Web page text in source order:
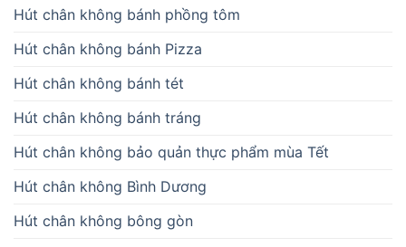
Hút chân không bánh phồng tôm
Hút chân không bánh Pizza
Hút chân không bánh tét
Hút chân không bánh tráng
Hút chân không bảo quản thực phẩm mùa Tết
Hút chân không Bình Dương
Hút chân không bông gòn